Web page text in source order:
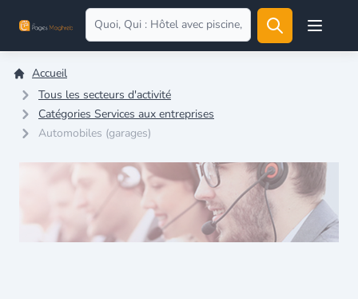
Open
Accueil
Tous les secteurs d'activité
Catégories Services aux entreprises
Automobiles (garages)